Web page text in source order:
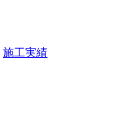
施工実績